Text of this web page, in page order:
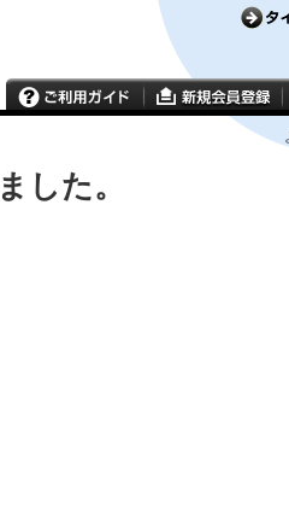
した。